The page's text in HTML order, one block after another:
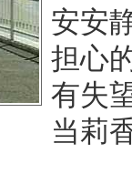
安安
担心
有失
当莉